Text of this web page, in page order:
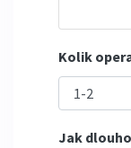
Kolik
Jak